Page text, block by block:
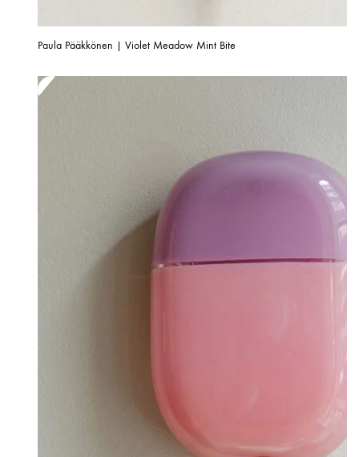
Paula Pääkkönen | Violet Meadow Mint Bite